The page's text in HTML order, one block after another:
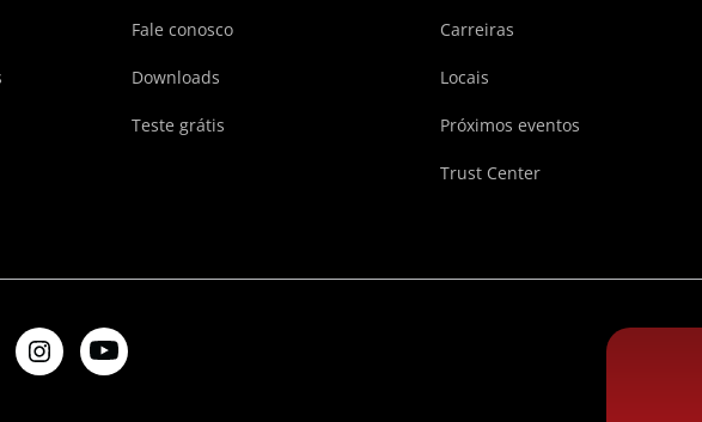
Fale conosco
Downloads
Teste grátis
Carreiras
Locais
Próximos eventos
Trust Center